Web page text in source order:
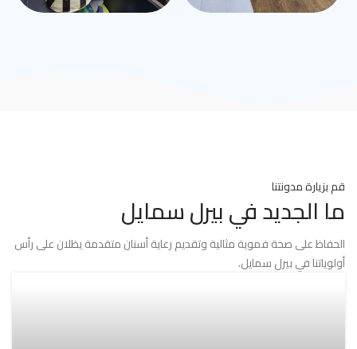
قم بزيارة مدونتنا
ما الجديد في بيرل سمايل
الحفاظ على صحة فموية مثالية وتقديم رعاية أسنان متقدمة يظلان على رأس
أولوياتنا في بيرل سمايل.